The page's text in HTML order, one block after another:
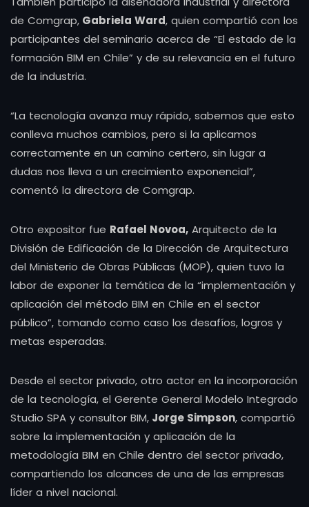
de Comgrap, Gabriela Ward, quien compartió con los
participantes del seminario acerca de “El estado de la
formación BIM en Chile” y de su relevancia en el futuro
de la industria.
“La tecnología avanza muy rápido, sabemos que esto
conlleva muchos cambios, pero si la aplicamos
correctamente en un camino certero, sin lugar a
dudas nos lleva a un crecimiento exponencial”,
comentó la directora de Comgrap.
Otro expositor fue Rafael Novoa, Arquitecto de la
División de Edificación de la Dirección de Arquitectura
del Ministerio de Obras Públicas (MOP), quien tuvo la
labor de exponer la temática de la “implementación y
aplicación del método BIM en Chile en el sector
público”, tomando como caso los desafíos, logros y
metas esperadas.
Desde el sector privado, otro actor en la incorporación
de la tecnología, el Gerente General Modelo Integrado
Studio SPA y consultor BIM, Jorge Simpson, compartió
sobre la implementación y aplicación de la
metodología BIM en Chile dentro del sector privado,
compartiendo los alcances de una de las empresas
líder a nivel nacional.